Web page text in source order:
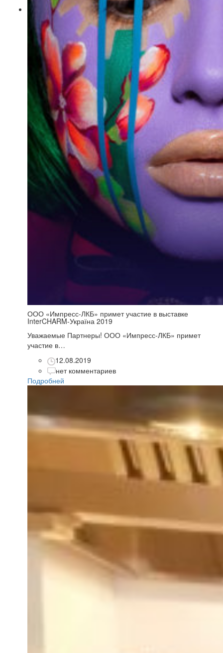
ООО «Импресс-ЛКБ» примет участие в выставке
InterCHARM-Україна 2019
Уважаемые Партнеры! ООО «Импресс-ЛКБ» примет
участие в…
12.08.2019
нет комментариев
Подробней